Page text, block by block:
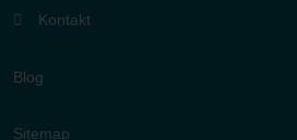
Kontakt
Blog
Sitemap